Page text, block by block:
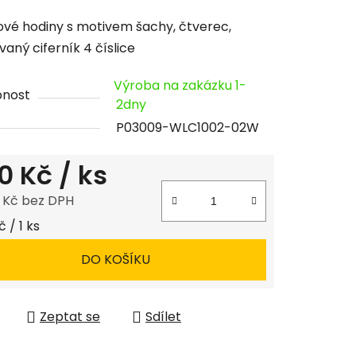
hodiny s motivem šachy, čtverec,
ciferník 4 číslice
Výroba na zakázku 1-
2dny
P03009-WLC1002-02W
Kč / ks
Kč bez DPH
cena:
/ 1 ks
DO KOŠÍKU
Zeptat se Sdílet